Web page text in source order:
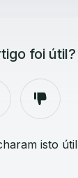
foi útil?
isto útil